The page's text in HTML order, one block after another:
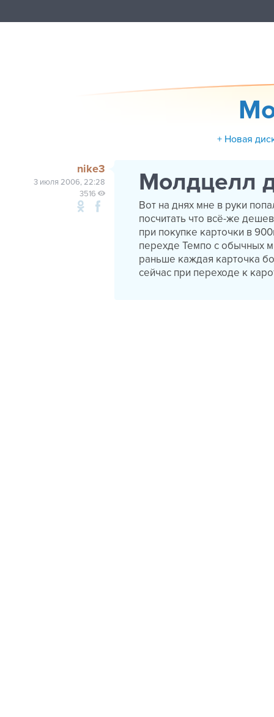
+ Новая
nike3
3 июля 2006, 22:28
3516
Молдцелл
Вот на днях мне в руки
посчитать что всё-же
при покупке карточки в
перехде Темпо с обычных
раньше каждая карточка
сейчас при переходе к